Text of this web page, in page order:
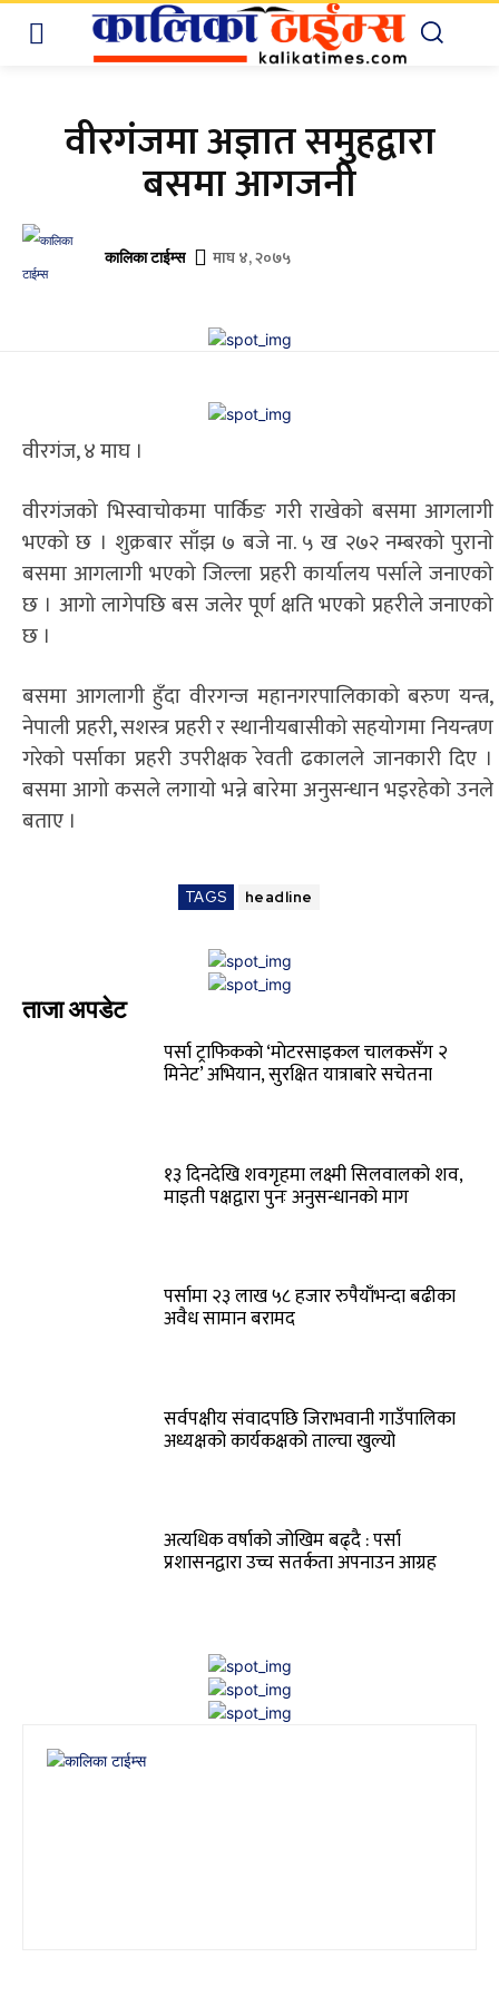
वीरगंजमा अज्ञात समुहद्वारा
बसमा आगजनी
कालिका टाईम्स माघ ४, २०७५
वीरगंज, ४ माघ ।
वीरग‌ंजको भिस्वाचोकमा पार्किङ गरी राखेकाे बसमा आगलागी
भएको छ । शुक्रबार साँझ ७ बजे ना. ५ ख २७२ नम्बरको पुरानाे
बसमा आगलागी भएको जिल्ला प्रहरी कार्यालय पर्साले जनाएको
छ । आगो लागेपछि बस जलेर पूर्ण क्षति भएकाे प्रहरीले जनाएको
छ ।
बसमा आगलागी हुँदा वीरगन्ज महानगरपालिकाको बरुण यन्त्र,
नेपाली प्रहरी, सशस्त्र प्रहरी र स्थानीयबासीको सहयोगमा नियन्त्रण
गरेकाे पर्साका प्रहरी उपरीक्षक रेवती ढकालले जानकारी दिए ।
बसमा आगो कसले लगायाे भन्ने बारेमा अनुसन्धान भइरहेको उनले
बताए ।
TAGS headline
ताजा अपडेट
पर्सा ट्राफिककाे ‘माेटरसाइकल चालकसँग २
मिनेट’ अभियान, सुरक्षित यात्राबारे सचेतना
१३ दिनदेखि शवगृहमा लक्ष्मी सिलवालको शव,
माइती पक्षद्वारा पुनः अनुसन्धानको माग
पर्सामा २३ लाख ५८ हजार रुपैयाँभन्दा बढीका
अवैध सामान बरामद
सर्वपक्षीय संवादपछि जिराभवानी गाउँपालिका
अध्यक्षको कार्यकक्षको ताल्चा खुल्यो
अत्यधिक वर्षाको जोखिम बढ्दै : पर्सा
प्रशासनद्वारा उच्च सतर्कता अपनाउन आग्रह